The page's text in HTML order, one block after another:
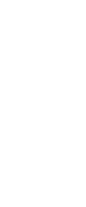
bukan
bukan
yang
2019
bisa
bagi
bisa